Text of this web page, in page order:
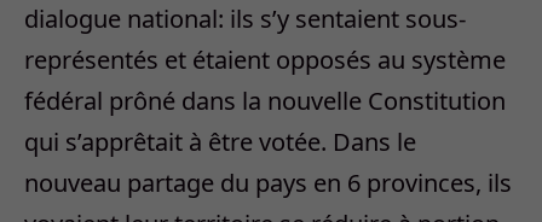
dialogue national: ils s’y sentaient sous-
représentés et étaient opposés au système
fédéral prôné dans la nouvelle Constitution
qui s’apprêtait à être votée. Dans le
nouveau partage du pays en 6 provinces, ils